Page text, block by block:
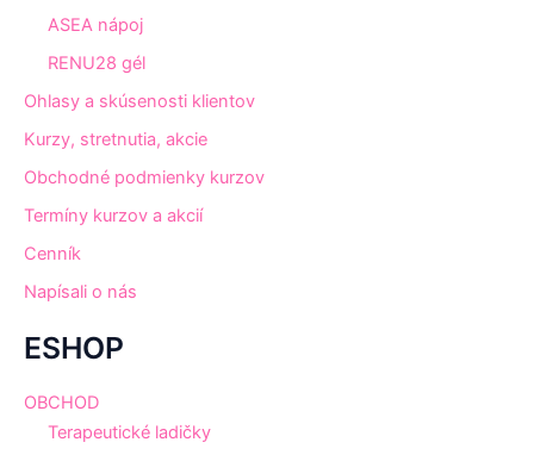
ASEA nápoj
RENU28 gél
Ohlasy a skúsenosti klientov
Kurzy, stretnutia, akcie
Obchodné podmienky kurzov
Termíny kurzov a akcií
Cenník
Napísali o nás
ESHOP
OBCHOD
Terapeutické ladičky